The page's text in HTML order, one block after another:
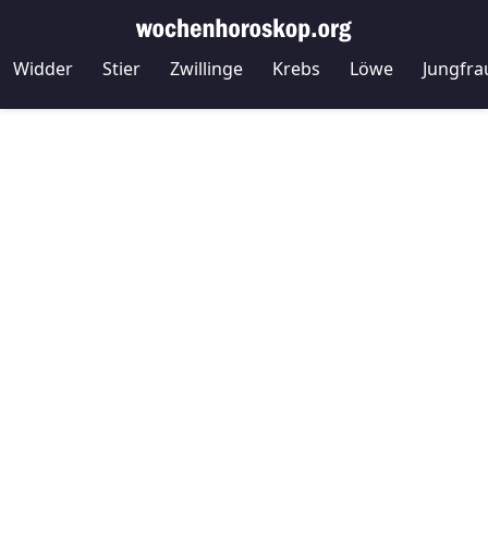
Widder Stier Zwillinge Krebs Löwe